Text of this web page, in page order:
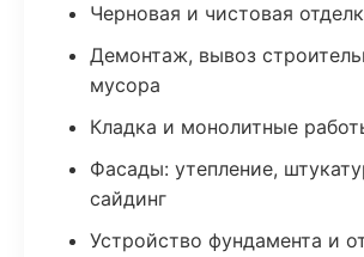
Черновая и чистовая
Демонтаж, вывоз
мусора
Кладка и монолитные
Фасады: утепление,
сайдинг
Устройство фундамента и